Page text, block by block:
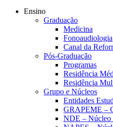
Ensino
Graduação
Medicina
Fonoaudiologia
Canal da
Pós-Graduação
Programas
Residência
Residência
Grupo e Núcleos
Entidades
GRAPEME –
NDE – Núcleo